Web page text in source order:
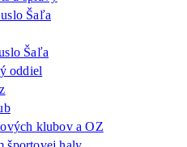
Šaľa
Šaľa
oddiel
klubov a OZ